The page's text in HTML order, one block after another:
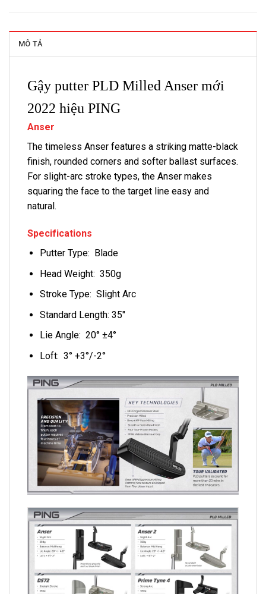
MÔ TẢ
Gậy putter PLD Milled Anser mới
2022 hiệu PING
Anser
The timeless Anser features a striking matte-black
finish, rounded corners and softer ballast surfaces.
For slight-arc stroke types, the Anser makes
squaring the face to the target line easy and
natural.
Specifications
Putter Type: Blade
Head Weight: 350g
Stroke Type: Slight Arc
Standard Length: 35″
Lie Angle: 20° ±4°
Loft: 3° +3°/-2°